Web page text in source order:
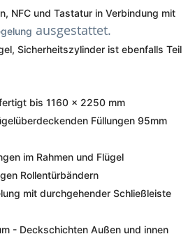
NFC und Tastatur in Verbindung mit
ausgestattet.
Sicherheitszylinder ist ebenfalls Teil
bis 1160 x 2250 mm
Füllungen 95mm
im Rahmen und Flügel
Rollentürbändern
mit durchgehender Schließleiste
- Deckschichten Außen und innen